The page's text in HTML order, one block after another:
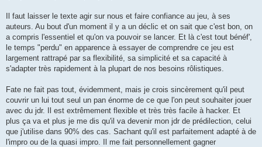
Il faut laisser le texte agir sur nous et faire confiance au jeu, à ses
auteurs. Au bout d'un moment il y a un déclic et on sait que c'est bon, on
a compris l'essentiel et qu'on va pouvoir se lancer. Et là c'est tout bénéf',
le temps "perdu" en apparence à essayer de comprendre ce jeu est
largement rattrapé par sa flexibilité, sa simplicité et sa capacité à
s'adapter très rapidement à la plupart de nos besoins rôlistiques.
Fate ne fait pas tout, évidemment, mais je crois sincèrement qu'il peut
couvrir un lui tout seul un pan énorme de ce que l'on peut souhaiter jouer
avec du jdr. Il est extrêmement flexible et très très facile à hacker. Et
plus ça va et plus je me dis qu'il va devenir mon jdr de prédilection, celui
que j'utilise dans 90% des cas. Sachant qu'il est parfaitement adapté à de
l'impro ou de la quasi impro. Il me fait personnellement gagner